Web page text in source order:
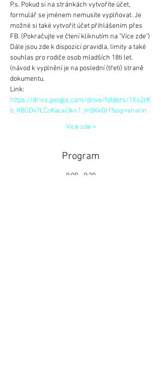
P.s. Pokud si na stránkách vytvoříte účet,
formulář se jménem nemusíte vyplňovat. Je
možné si také vytvořit účet přihlášením přes
FB. (Pokračujte ve čtení kliknutím na "Více zde")
Dále jsou zde k dispozici pravidla, limity a také
souhlas pro rodiče osob mladších 18ti let.
(návod k vyplnění je na poslední (třetí) straně
dokumentu.
Link:
https://drive.google.com/drive/folders/1Xo2rK
b_K8GDx7LCoKauxi3kn1_m5KkQH?usp=sharin
Více zde >
Program
9:00 - 9:20